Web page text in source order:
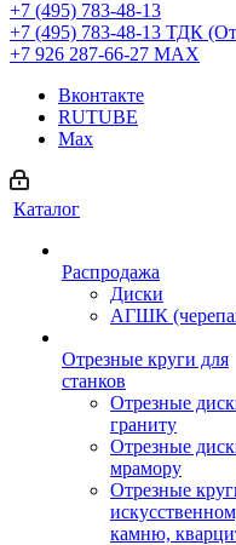
+7 (495) 783-48-13
+7 (495) 783-48-13 ТДК
+7 926 287-66-27 МАХ
Вконтакте
RUTUBE
Max
Каталог
Распродажа
Диски
АГШК
Отрезные круги для
станков
Отрезные
граниту
Отрезные
мрамору
Отрезные
камню,